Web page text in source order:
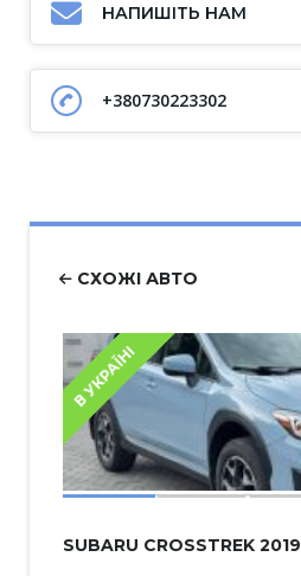
НАПИШІТЬ НАМ
+380730223302
СХОЖІ АВТО
В УКРАЇНІ
SUBARU CROSSTREK 2019